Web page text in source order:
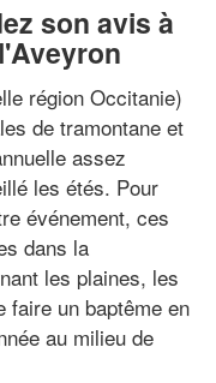
son avis à
région Occitanie)
de tramontane et
assez
les étés. Pour
événement, ces
dans la
les plaines, les
un baptême en
au milieu de